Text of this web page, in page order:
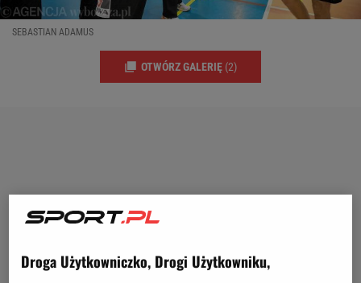
SEBASTIAN ADAMUS
OTWÓRZ GALERIĘ (2)
Droga Użytkowniczko, Drogi Użytkowniku,